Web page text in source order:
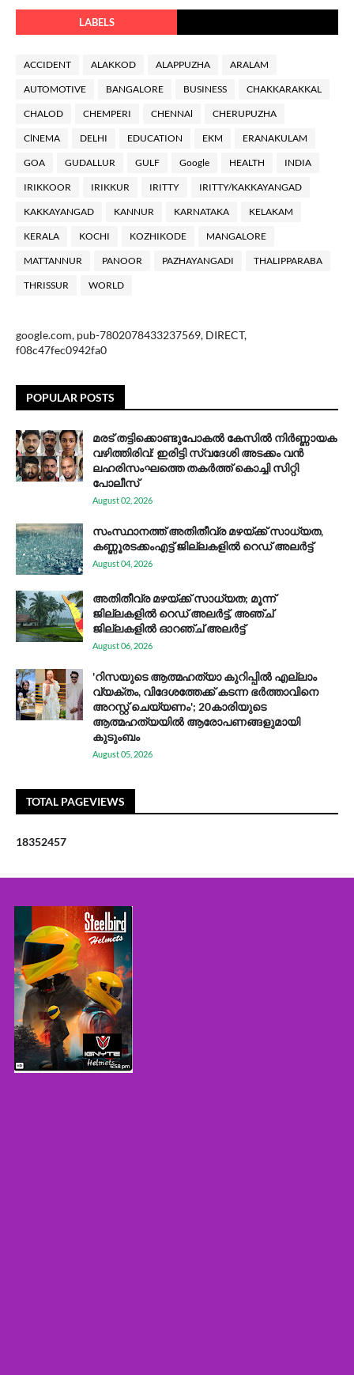
LABELS
ACCIDENT ALAKKOD ALAPPUZHA ARALAM
AUTOMOTIVE BANGALORE BUSINESS CHAKKARAKKAL
CHALOD CHEMPERI CHENNAl CHERUPUZHA
ClNEMA DELHI EDUCATION EKM ERANAKULAM
GOA GUDALLUR GULF Google HEALTH INDIA
IRIKKOOR IRIKKUR IRITTY IRITTY/KAKKAYANGAD
KAKKAYANGAD KANNUR KARNATAKA KELAKAM
KERALA KOCHI KOZHIKODE MANGALORE
MATTANNUR PANOOR PAZHAYANGADI THALIPPARABA
THRISSUR WORLD
google.com, pub-7802078433237569, DIRECT,
f08c47fec0942fa0
POPULAR POSTS
മരട് തട്ടിക്കൊണ്ടുപോകൽ കേസിൽ നിർണ്ണായക
വഴിത്തിരിവ്: ഇരിട്ടി സ്വദേശി അടക്കം വൻ
ലഹരിസംഘത്തെ തകർത്ത് കൊച്ചി സിറ്റി
പോലീസ്
August 02, 2026
സം​സ്ഥാ​ന​ത്ത് അ​തി​തീ​വ്ര മ​ഴ​യ്ക്ക് സാ​ധ്യ​ത,
കണ്ണൂരടക്കംഎ​ട്ട് ജി​ല്ല​ക​ളി​ൽ റെ​ഡ് അ​ലർ​ട്ട്
August 04, 2026
അതിതീവ്ര മഴയ്ക്ക് സാധ്യത; മൂന്ന്
ജില്ലകളിൽ റെഡ് അലർട്ട്, അഞ്ച്
ജില്ലകളിൽ ഓറഞ്ച് അലർട്ട്
August 06, 2026
'റിസയുടെ ആത്മഹത്യാ കുറിപ്പിൽ എല്ലാം
വ്യക്തം, വിദേശത്തേക്ക് കടന്ന ഭർത്താവിനെ
അറസ്റ്റ് ചെയ്യണം'; 20കാരിയുടെ
ആത്മഹത്യയിൽ ആരോപണങ്ങളുമായി
കുടുംബം
August 05, 2026
TOTAL PAGEVIEWS
18352457